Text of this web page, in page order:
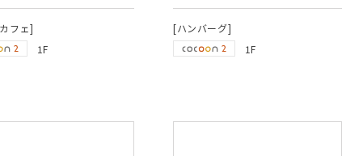
フェ]
1F
[ハンバーグ]
1F